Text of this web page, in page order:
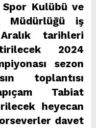
Kulübü ve
iş
tarihleri
2024
sezon
toplantısı
Tabiat
heyecan
davet